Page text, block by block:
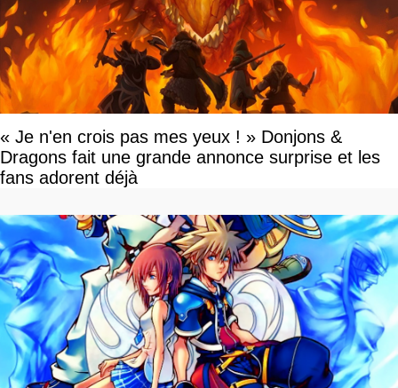
« Je n'en crois pas mes yeux ! » Donjons &
Dragons fait une grande annonce surprise et les
fans adorent déjà